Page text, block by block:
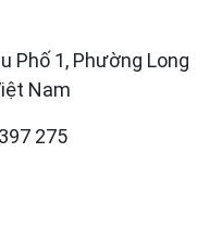
Phố 1, Phường Long
Nam
275